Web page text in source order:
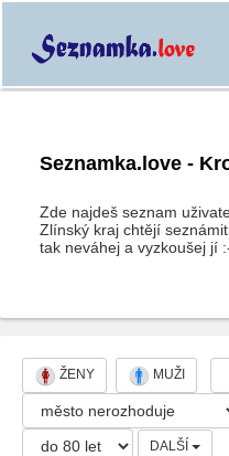
Seznamka.love -
Zde najdeš seznam
Zlínský kraj chtějí
tak neváhej a vyzkoušej jí
ŽENY MUŽI
DALŠÍ